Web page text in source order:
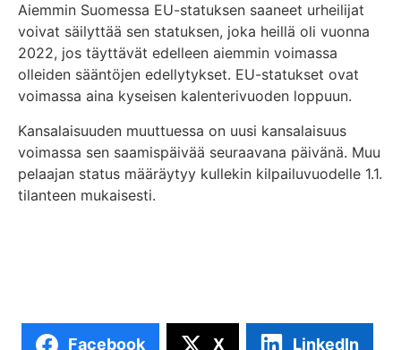
Aiemmin Suomessa EU-statuksen saaneet urheilijat
voivat säilyttää sen statuksen, joka heillä oli vuonna
2022, jos täyttävät edelleen aiemmin voimassa
olleiden sääntöjen edellytykset. EU-statukset ovat
voimassa aina kyseisen kalenterivuoden loppuun.
Kansalaisuuden muuttuessa on uusi kansalaisuus
voimassa sen saamispäivää seuraavana päivänä. Muu
pelaajan status määräytyy kullekin kilpailuvuodelle 1.1.
tilanteen mukaisesti.
Facebook X LinkedIn